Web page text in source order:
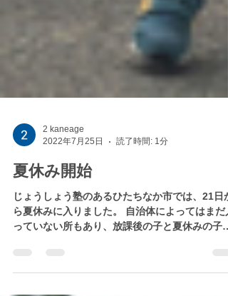
2022年7月25日
夏休み開始
じょうしょう塾のあるひたちなか市では、21日か